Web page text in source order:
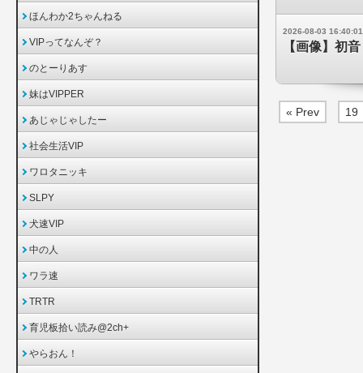
2026-08-03 16:40:01
【画像】初
« Prev 19
ほんわか2ちゃんねる
VIPってなんぞ？
のとーりあす
妹はVIPPER
あじゃじゃしたー
社会生活VIP
ワロタニッキ
SLPY
犬速VIP
中の人
ワラ速
TRTR
育児板拾い読み@2ch+
やらおん！